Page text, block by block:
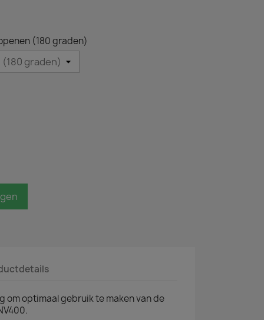
(180 graden)
om optimaal gebruik te maken van de